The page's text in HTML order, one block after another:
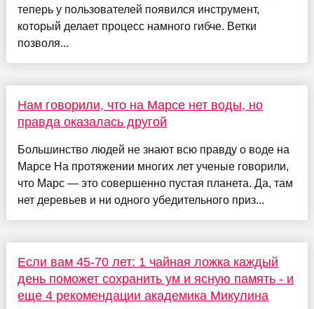
теперь у пользователей появился инструмент,
который делает процесс намного гибче. Ветки
позволя...
Нам говорили, что на Марсе нет воды, но
правда оказалась другой
Большинство людей не знают всю правду о воде на
Марсе На протяжении многих лет ученые говорили,
что Марс — это совершенно пустая планета. Да, там
нет деревьев и ни одного убедительного приз...
Если вам 45-70 лет: 1 чайная ложка каждый
день поможет сохранить ум и ясную память - и
еще 4 рекомендации академика Микулина